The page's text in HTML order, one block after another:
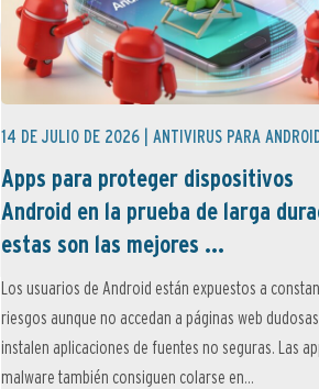
14 DE JULIO DE 2026 | ANTIVIRUS PARA
Apps para proteger dispositivos
Android en la prueba de larga
estas son las mejores ...
Los usuarios de Android están expuestos a
riesgos aunque no accedan a páginas web
instalen aplicaciones de fuentes no seguras. Las
malware también consiguen colarse en...